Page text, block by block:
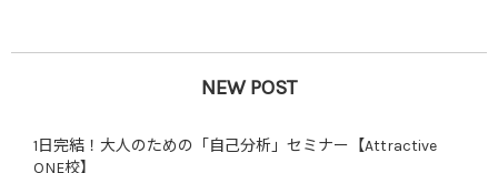
NEW POST
1日完結！大人のための「自己分析」セミナー【Attractive
ONE校】